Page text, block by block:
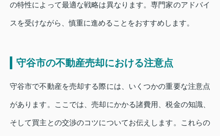
の特性によって最適な戦略は異なります。専門家のアドバイ
スを受けながら、慎重に進めることをおすすめします。
守谷市の不動産売却における注意点
守谷市で不動産を売却する際には、いくつかの重要な注意点
があります。ここでは、売却にかかる諸費用、税金の知識、
そして買主との交渉のコツについてお伝えします。これらの